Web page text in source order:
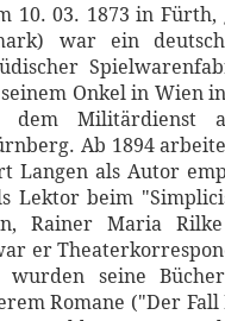
10. 03. 1873 in
war ein
Onkel in Wien
dem Militärdienst
Ab 1894
Langen als Autor
Lektor beim
Rainer Maria
er
wurden seine
Romane ("Der Fall